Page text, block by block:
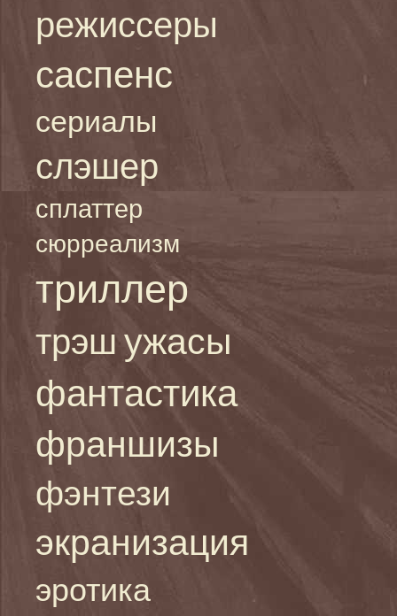
режиссеры
саспенс
сериалы
слэшер
сплаттер
сюрреализм
триллер
трэш ужасы
фантастика
франшизы
фэнтези
экранизация
эротика